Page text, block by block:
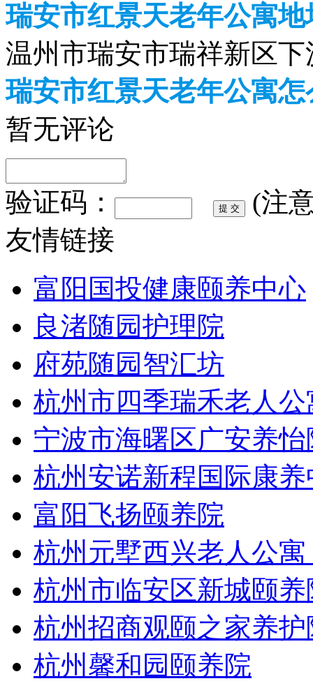
瑞安市红景天老年公寓地
温州市瑞安市瑞祥新区
瑞安市红景天老年公寓怎
暂无评论
验证码：
(注
友情链接
富阳国投健康颐养中心
良渚随园护理院
府苑随园智汇坊
杭州市四季瑞禾老人公
宁波市海曙区广安养怡
杭州安诺新程国际康养
富阳飞扬颐养院
杭州元墅西兴老人公
杭州市临安区新城颐养
杭州招商观颐之家养护
杭州馨和园颐养院